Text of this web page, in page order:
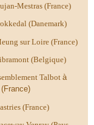
Mestras (France)
(Danemark)
sur Loire (France)
(Belgique)
Talbot à
(France)